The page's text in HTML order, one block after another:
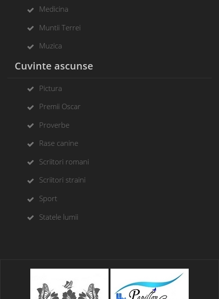
Medicina
Muntii Terrei
Muzica
Cuvinte ascunse
Pictura
Premii Oscar
Proverbe
Rase canine
Scriitori romani
Scriitori straini
Sport
Statele lumii